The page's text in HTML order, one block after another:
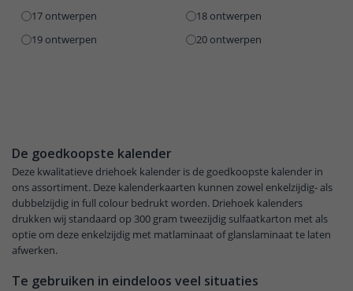
De goedkoopste kalender
Deze kwalitatieve driehoek kalender is de goedkoopste kalender in
ons assortiment. Deze kalenderkaarten kunnen zowel enkelzijdig- als
dubbelzijdig in full colour bedrukt worden. Driehoek kalenders
drukken wij standaard op 300 gram tweezijdig sulfaatkarton met als
optie om deze enkelzijdig met matlaminaat of glanslaminaat te laten
afwerken.
Te gebruiken in eindeloos veel situaties
17 ontwerpen
18 ontwerpen
19 ontwerpen
20 ontwerpen